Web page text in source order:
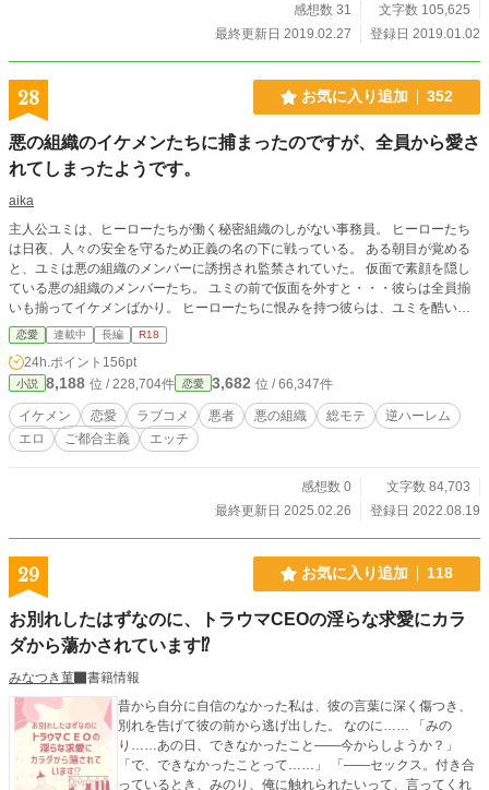
感想数 31
文字数 105,625
最終更新日 2019.02.27
登録日 2019.01.02
28 お気に入り追加 352
悪の組織のイケメンたちに捕まったのですが、全員から愛さ
れてしまったようです。
aika
主人公ユミは、ヒーローたちが働く秘密組織のしがない事務員。 ヒーローたち
は日夜、人々の安全を守るため正義の名の下に戦っている。 ある朝目が覚める
と、ユミは悪の組織のメンバーに誘拐され監禁されていた。 仮面で素顔を隠し
ている悪の組織のメンバーたち。 ユミの前で仮面を外すと・・・彼らは全員揃
いも揃ってイケメンばかり。 ヒーローたちに恨みを持つ彼らは、ユミを酷い目
に合わせるはずが・・・彼らの拷問はエッチなものばかりで・・・？ どうやら
私には悪者の心を惹きつける、隠された魅力があるらしい・・・！？ 気付けば
ユミは、悪の組織のイケメンたち全員から、深く愛されてしまってい
た・・・・！ 悪者（イケメン）たちに囲まれた、総モテ逆ハーレムラブストー
リー。
恋愛 連載中 長編 R18
24h.ポイント 156pt
小説 8,188 位 / 228,704件 恋愛 3,682 位 / 66,347件
イケメン 恋愛 ラブコメ 悪者 悪の組織 総モテ
逆ハーレム
エロ
ご都合主義 エッチ
感想数 0
文字数 84,703
最終更新日 2025.02.26
登録日 2022.08.19
29 お気に入り追加 118
お別れしたはずなのに、トラウマCEOの淫らな求愛にカラ
ダから蕩かされています⁉︎
みなつき菫
書籍情報
昔から自分に自信のなかった私は、彼の言葉に深く傷つき、
別れを告げて彼の前から逃げ出した。 なのに…… 「みの
り……あの日、できなかったこと――今からしようか？」
「で、できなかったことって……」 「――セックス。付き合
っているとき、みのり、俺に触れられたいって、言ってくれ